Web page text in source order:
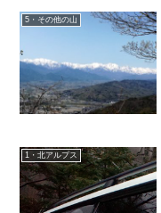
5・その他の山
1・北アルプス